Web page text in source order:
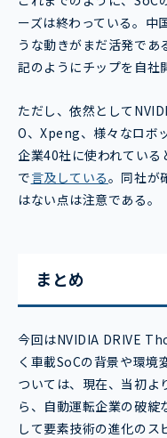
ーズは終わっている。中
うな動きがまだ活発であ
記のようにチップを自社
ただし、依然として
O、Xpeng、様々なロボ
企業40社に使われている
で言及している。同社が
はない点は注意である。
まとめ
今回はNVIDIA DRIVE
く車載SoCの背景や環境
ついては、現在、当初よ
ら、自動運転企業の破綻
して要素技術の進化のス